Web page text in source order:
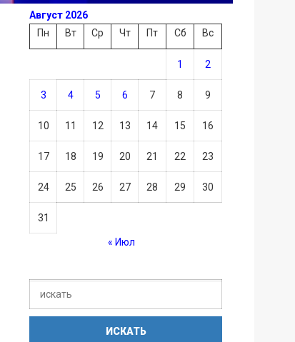
Август 2026
Пн
Вт Ср Чт Пт Сб Вс
1 2
3 4 5 6 7 8 9
10 11 12 13 14 15 16
17 18 19 20 21 22 23
24 25 26 27 28 29 30
31
« Июл